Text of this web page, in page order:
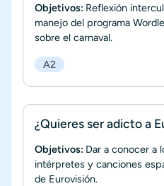
Objetivos: Reflexión
manejo del programa
sobre el carnaval.
A2
¿Quieres ser adicto a
Objetivos: Dar a conocer a
intérpretes y canciones
de Eurovisión.